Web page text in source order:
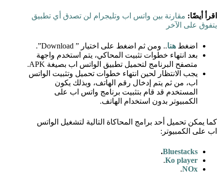
اقرأ أيضًا: مقارنة بين واتس اب وتليجرام لن تصدق أي تطبيق
يتفوق على الآخر
اضغط هنا.. ومن ثم اضغط على اختيار ” Download”.
بعد انتهاء خطوات تثبيت المحاكي، يتم استخدم واجهة
متصفح البرنامج لتحميل تطبيق الواتس اب بصيغة APK.
يجب الانتظار لحين انتهاء خطوات تحميل وتثبيت الواتس
اب، من ثم يتم إدخال رقم الهاتف، وبذلك يكون
المستخدم قد قام بتثبيت برنامج واتس اب على
الكمبيوتر بدون استخدام الهاتف.
كما يمكن تحميل أحد برامج المحاكاة التالية لتشغيل الواتس
اب على الكمبيوتر:
Bluestacks
.
Ko player
.
NOx
.